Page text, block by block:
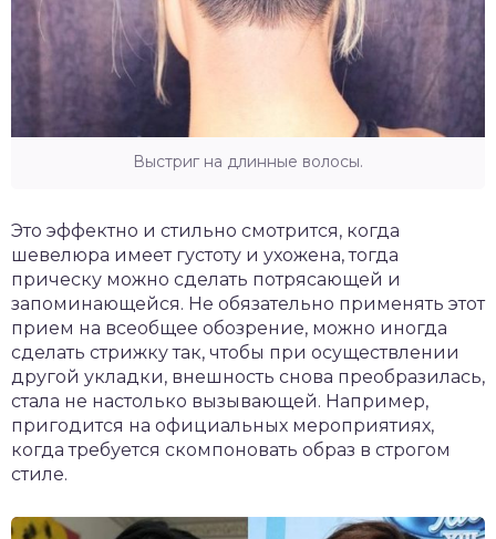
Выстриг на длинные волосы.
Это эффектно и стильно смотрится, когда
шевелюра имеет густоту и ухожена, тогда
прическу можно сделать потрясающей и
запоминающейся. Не обязательно применять этот
прием на всеобщее обозрение, можно иногда
сделать стрижку так, чтобы при осуществлении
другой укладки, внешность снова преобразилась,
стала не настолько вызывающей. Например,
пригодится на официальных мероприятиях,
когда требуется скомпоновать образ в строгом
стиле.